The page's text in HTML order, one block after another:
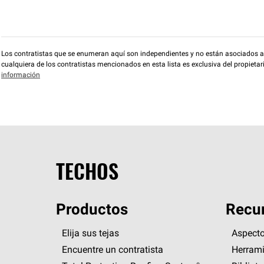
Los contratistas que se enumeran aquí son independientes y no están asociados
cualquiera de los contratistas mencionados en esta lista es exclusiva del
información
TECHOS
Productos
Elija sus tejas
Encuentre un contratista